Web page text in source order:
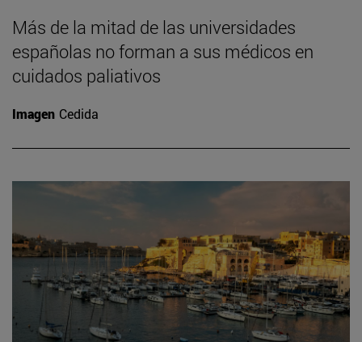
Más de la mitad de las universidades
españolas no forman a sus médicos en
cuidados paliativos
Imagen Cedida